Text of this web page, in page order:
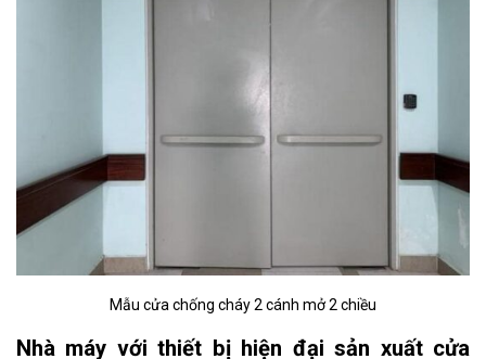
Mẫu cửa chống cháy 2 cánh mở 2 chiều
Nhà máy với thiết bị hiện đại sản xuất cửa